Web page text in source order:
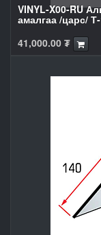
VINYL-X00-RU
амалгаа /царс/
41,000.00 ₮